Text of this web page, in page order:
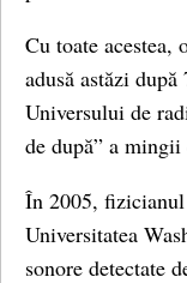
Cu toate acestea,
adusă astăzi
Universului de
de după” a
În 2005,
Universitatea
sonore detectate